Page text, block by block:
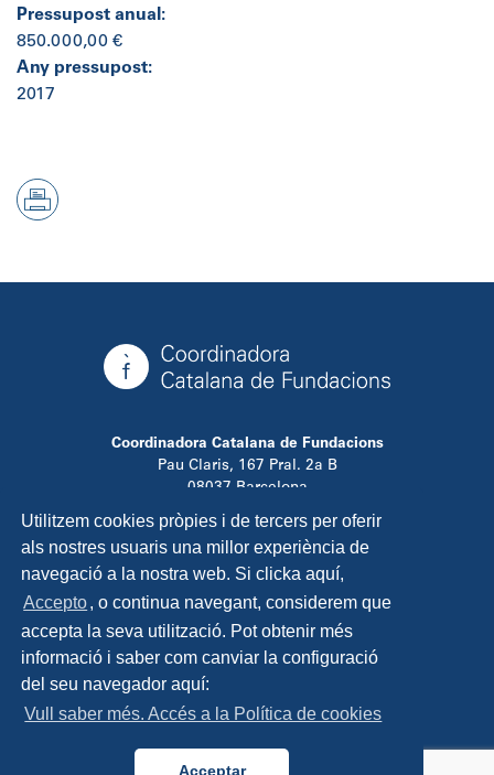
Utilitzem cookies pròpies i de tercers per oferir
als nostres usuaris una millor experiència de
navegació a la nostra web. Si clicka aquí,
Accepto, o continua navegant, considerem que
accepta la seva utilització. Pot obtenir més
informació i saber com canviar la configuració
del seu navegador aquí:
Vull saber més. Accés a la Política de cookies
Acceptar
Pressupost anual:
850.000,00 €
Any pressupost:
2017
Coordinadora Catalana de Fundacions
Pau Claris, 167 Pral. 2a B
08037 Barcelona
T. 934 881 480
info@ccfundacions.cat
Contacta
Política de privadesa
Política de cookies